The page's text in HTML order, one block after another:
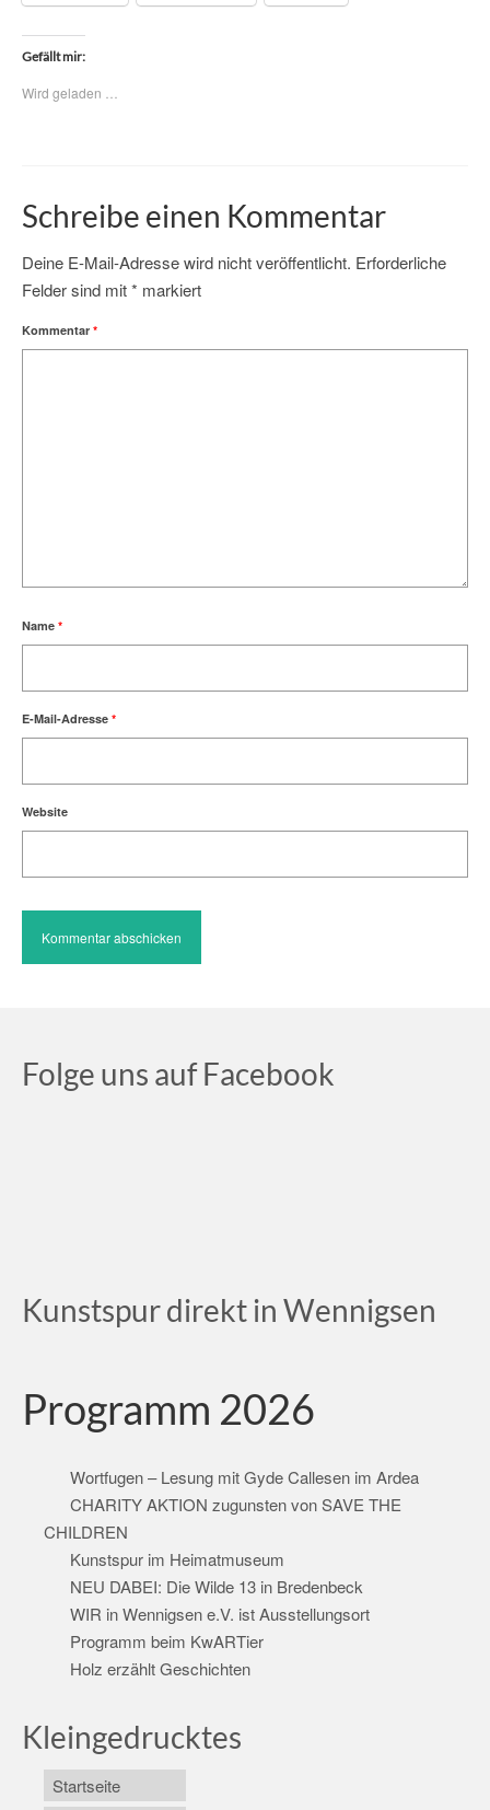
Gefällt mir:
Wird geladen …
Schreibe einen Kommentar
Deine E-Mail-Adresse wird nicht veröffentlicht. Erforderliche
Felder sind mit* markiert
Kommentar *
Name *
E-Mail-Adresse *
Website
Folge uns auf Facebook
Kunstspur direkt in Wennigsen
Programm 2026
Wortfugen – Lesung mit Gyde Callesen im Ardea
CHARITY AKTION zugunsten von SAVE THE
CHILDREN
Kunstspur im Heimatmuseum
NEU DABEI: Die Wilde 13 in Bredenbeck
WIR in Wennigsen e.V. ist Ausstellungsort
Programm beim KwARTier
Holz erzählt Geschichten
Kleingedrucktes
Startseite